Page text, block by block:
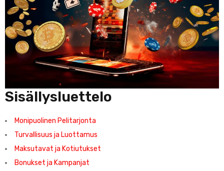
Sisällysluettelo
Monipuolinen Pelitarjonta
Turvallisuus ja Luottamus
Maksutavat ja Kotiutukset
Bonukset ja Kampanjat